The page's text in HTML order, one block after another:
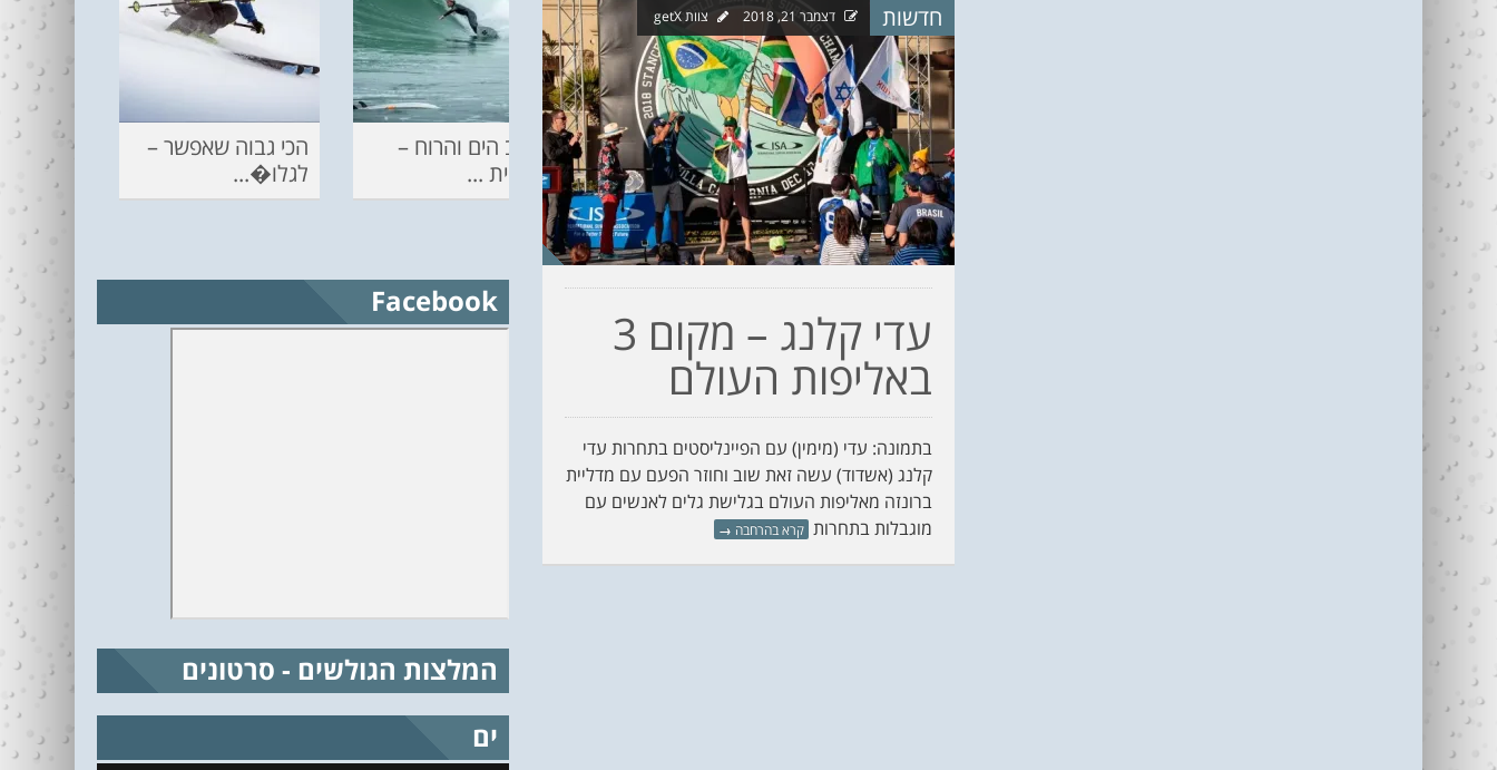
חדשות דצמבר 21, 2018 צוות getX
עדי קלנג – מקום 3
באליפות העולם
בתמונה: עדי (מימין) עם הפיינליסטים בתחרות עדי
קלנג (אשדוד) עשה זאת שוב וחוזר הפעם עם מדליית
ברונזה מאליפות העולם בגלישת גלים לאנשים עם
מוגבלות בתחרות קרא בהרחבה →
2006)
ההכנות – EILAT
ECO SUP TOUR
KITESURF
ASHDOD 2019
WINTER
CHALLENGE
מצב הים והרוח –
תחזית ...
הכי גבוה שאפשר –
לגלו�...
Facebook
המלצות הגולשים - סרטונים
ים